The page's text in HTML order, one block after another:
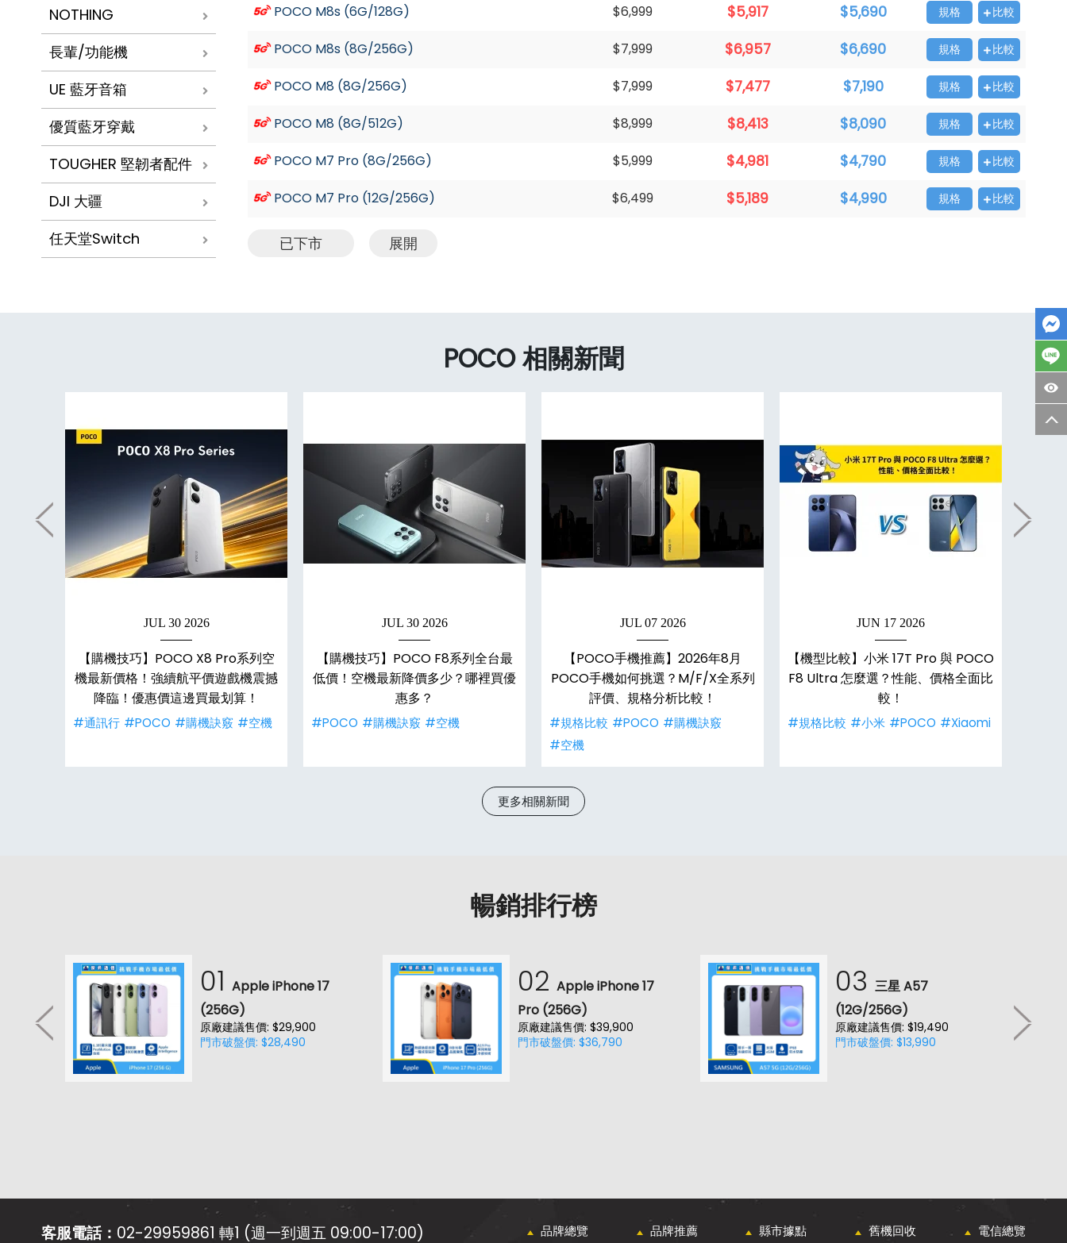
NOTHING
長輩/功能機
UE 藍牙音箱
優質藍牙穿戴
TOUGHER 堅韌者配件
DJI 大疆
任天堂Switch
POCO M8s (6G/128G) $6,999 $5,917 $5,690 規格 比較
POCO M8s (8G/256G) $7,999 $6,957 $6,690 規格 比較
POCO M8 (8G/256G) $7,999 $7,477 $7,190 規格 比較
POCO M8 (8G/512G) $8,999 $8,413 $8,090 規格 比較
POCO M7 Pro (8G/256G) $5,999 $4,981 $4,790 規格 比較
POCO M7 Pro (12G/256G) $6,499 $5,189 $4,990 規格 比較
已下市 展開
POCO 相關新聞
JUL 30 2026
【購機技巧】POCO X8 Pro系列空
機最新價格！強續航平價遊戲機震撼
降臨！優惠價這邊買最划算！
#通訊行 #POCO #購機訣竅 #空機
JUL 30 2026
【購機技巧】POCO F8系列全台最
低價！空機最新降價多少？哪裡買優
惠多？
#POCO #購機訣竅 #空機
JUL 07 2026
【POCO手機推薦】2026年8月
POCO手機如何挑選？M/F/X全系列
評價、規格分析比較！
#規格比較 #POCO #購機訣竅
#空機
JUN 17 2026
【機型比較】小米 17T Pro 與 POCO
F8 Ultra 怎麼選？性能、價格全面比
較！
#規格比較 #小米 #POCO #Xiaomi
更多相關新聞
暢銷排行榜
01 Apple iPhone 17
(256G)
原廠建議售價: $29,900
門市破盤價: $28,490
02 Apple iPhone 17
Pro (256G)
原廠建議售價: $39,900
門市破盤價: $36,790
03 三星 A57
(12G/256G)
原廠建議售價: $19,490
門市破盤價: $13,990
客服電話： 02-29959861 轉1 (週一到週五 09:00-17:00) 品牌總覽 品牌推薦 縣市據點 舊機回收 電信總覽